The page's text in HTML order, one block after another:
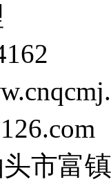
市富